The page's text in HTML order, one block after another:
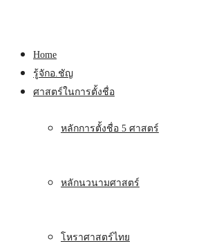
Home
รู้จักอ.ชัญ
ศาสตร์ในการตั้งชื่อ
หลักการตั้งชื่อ 5 ศาสตร์
หลักนวนามศาสตร์
โหราศาสตร์ไทย